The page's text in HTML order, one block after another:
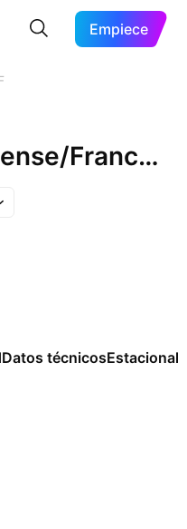
Empiece
Franco
Datos técnicos